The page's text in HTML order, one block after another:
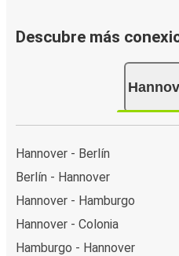
Descubre más
Hannover - Berlín
Berlín - Hannover
Hannover - Hamburgo
Hannover - Colonia
Hamburgo - Hannover